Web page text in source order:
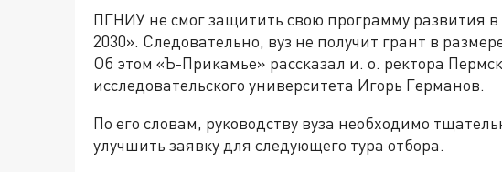
ПГНИУ не смог защитить свою программу развития
2030». Следовательно, вуз не получит грант в
Об этом «Ъ-Прикамье» рассказал и. о. ректора
исследовательского университета Игорь Германов.
По его словам, руководству вуза необходимо
улучшить заявку для следующего тура отбора.